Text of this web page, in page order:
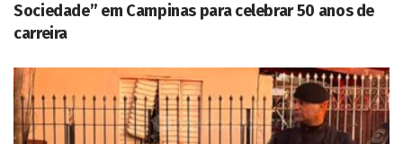
Sociedade” em Campinas para celebrar 50 anos de
carreira